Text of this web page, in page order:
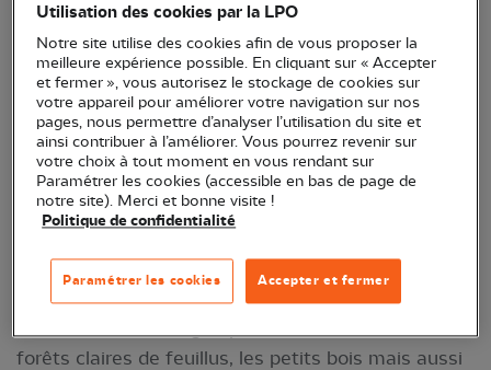
Pic épeichette © A. Peresse / LPO-IDF
Hormis sa petite taille qui le distingue des autres
pics, l’Épeichette se différencie du Pic épeiche et
du Pic mar par la couleur. De ces trois pics noir et
blanc, c'est celui qui porte le moins de rouge : le
mâle n’en a que sur la tête.
fréquente les boisements d’arbres à feuilles
caduques mais évite les massifs de conifères et
forêts claires de feuillus, les petits bois mais aussi
Utilisation des cookies par la LPO
Notre site utilise des cookies afin de vous proposer la
meilleure expérience possible. En cliquant sur « Accepter
et fermer », vous autorisez le stockage de cookies sur
votre appareil pour améliorer votre navigation sur nos
pages, nous permettre d’analyser l’utilisation du site et
ainsi contribuer à l’améliorer. Vous pourrez revenir sur
votre choix à tout moment en vous rendant sur
Paramétrer les cookies (accessible en bas de page de
notre site). Merci et bonne visite !
Politique de confidentialité
Accepter et fermer
Paramétrer les cookies